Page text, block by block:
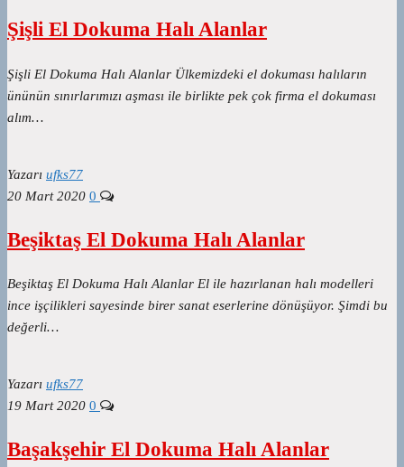
Şişli El Dokuma Halı Alanlar
Şişli El Dokuma Halı Alanlar Ülkemizdeki el dokuması halıların
ününün sınırlarımızı aşması ile birlikte pek çok firma el dokuması
alım…
Yazarı ufks77
20 Mart 2020 0
Beşiktaş El Dokuma Halı Alanlar
Beşiktaş El Dokuma Halı Alanlar El ile hazırlanan halı modelleri
ince işçilikleri sayesinde birer sanat eserlerine dönüşüyor. Şimdi bu
değerli…
Yazarı ufks77
19 Mart 2020 0
Başakşehir El Dokuma Halı Alanlar